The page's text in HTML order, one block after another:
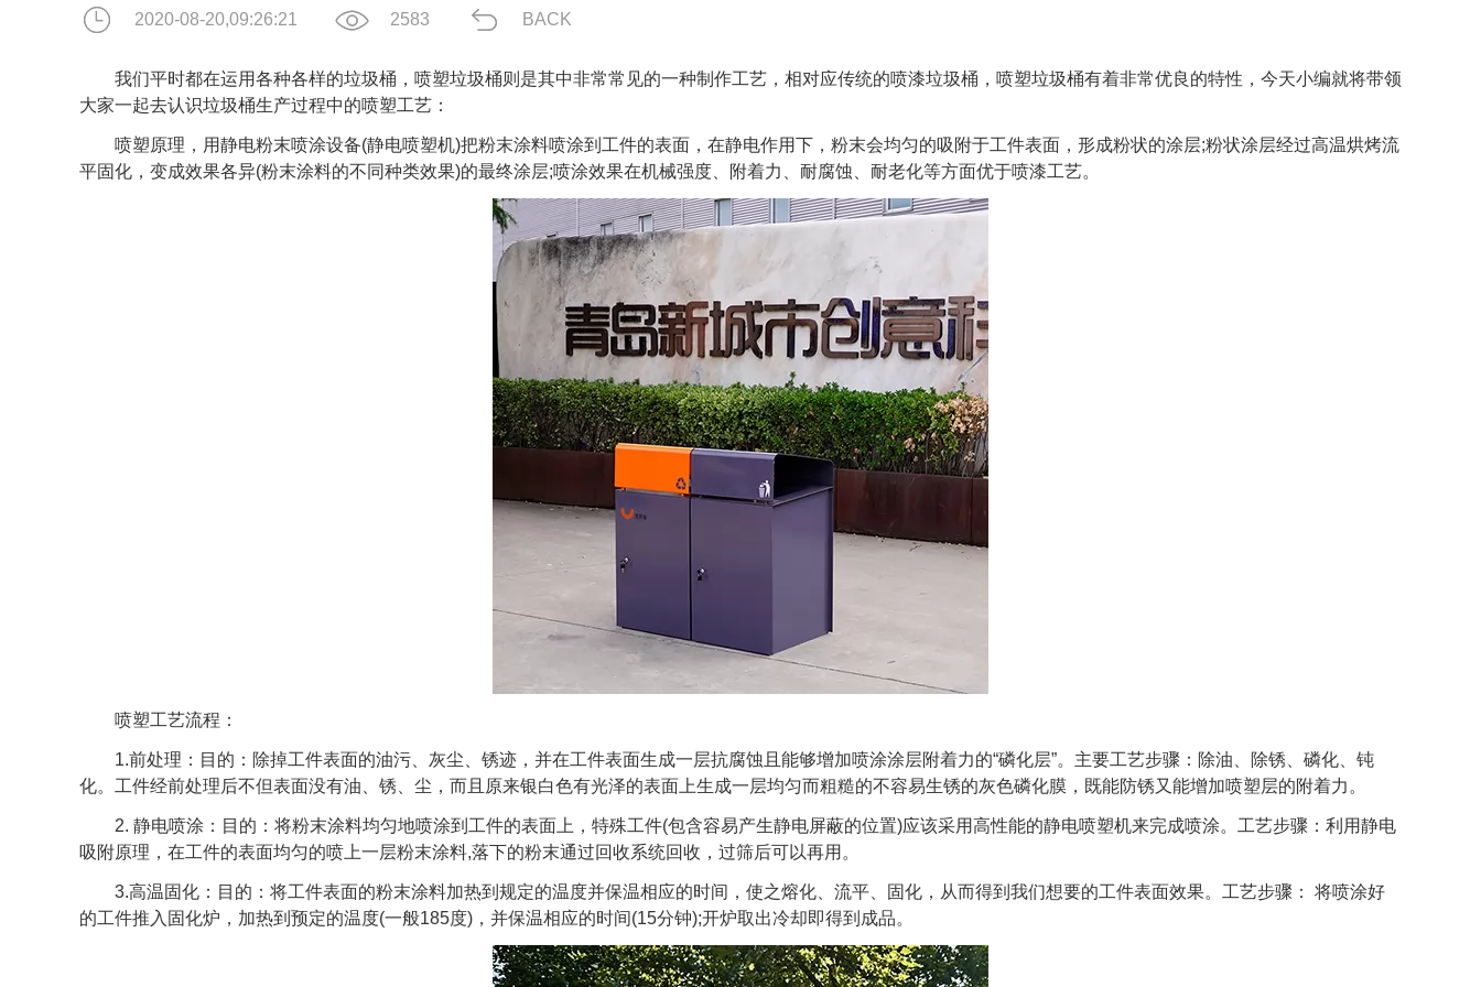
2020-08-20,09:26:21 2583 BACK
我们平时都在运用各种各样的垃圾桶，喷塑垃圾桶则是其中非常常见的一种制作工艺，相对应传统的喷漆垃圾桶，喷塑垃圾桶有着非常优良的特性，今天小编就将带领
大家一起去认识垃圾桶生产过程中的喷塑工艺：
喷塑原理，用静电粉末喷涂设备(静电喷塑机)把粉末涂料喷涂到工件的表面，在静电作用下，粉末会均匀的吸附于工件表面，形成粉状的涂层;粉状涂层经过高温烘烤流
平固化，变成效果各异(粉末涂料的不同种类效果)的最终涂层;喷涂效果在机械强度、附着力、耐腐蚀、耐老化等方面优于喷漆工艺。
喷塑工艺流程：
1.前处理：目的：除掉工件表面的油污、灰尘、锈迹，并在工件表面生成一层抗腐蚀且能够增加喷涂涂层附着力的“磷化层”。主要工艺步骤：除油、除锈、磷化、钝
化。工件经前处理后不但表面没有油、锈、尘，而且原来银白色有光泽的表面上生成一层均匀而粗糙的不容易生锈的灰色磷化膜，既能防锈又能增加喷塑层的附着力。
2. 静电喷涂：目的：将粉末涂料均匀地喷涂到工件的表面上，特殊工件(包含容易产生静电屏蔽的位置)应该采用高性能的静电喷塑机来完成喷涂。工艺步骤：利用静电
吸附原理，在工件的表面均匀的喷上一层粉末涂料,落下的粉末通过回收系统回收，过筛后可以再用。
3.高温固化：目的：将工件表面的粉末涂料加热到规定的温度并保温相应的时间，使之熔化、流平、固化，从而得到我们想要的工件表面效果。工艺步骤： 将喷涂好
的工件推入固化炉，加热到预定的温度(一般185度)，并保温相应的时间(15分钟);开炉取出冷却即得到成品。